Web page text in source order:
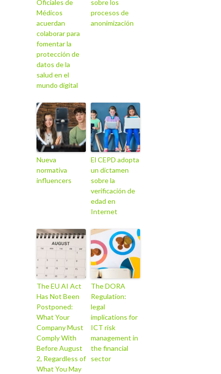
Oficiales de
Médicos
acuerdan
colaborar para
fomentar la
protección de
datos de la
salud en el
mundo digital
sobre los
procesos de
anonimización
Nueva
normativa
influencers
El CEPD adopta
un dictamen
sobre la
verificación de
edad en
Internet
The EU AI Act
Has Not Been
Postponed:
What Your
Company Must
Comply With
Before August
2, Regardless of
What You May
The DORA
Regulation:
legal
implications for
ICT risk
management in
the financial
sector